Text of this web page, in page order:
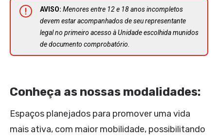
AVISO: Menores entre 12 e 18 anos incompletos
devem estar acompanhados de seu representante
legal no primeiro acesso à Unidade escolhida munidos
de documento comprobatório.
Conheça as nossas modalidades:
Espaços planejados para promover uma vida
mais ativa, com maior mobilidade, possibilitando